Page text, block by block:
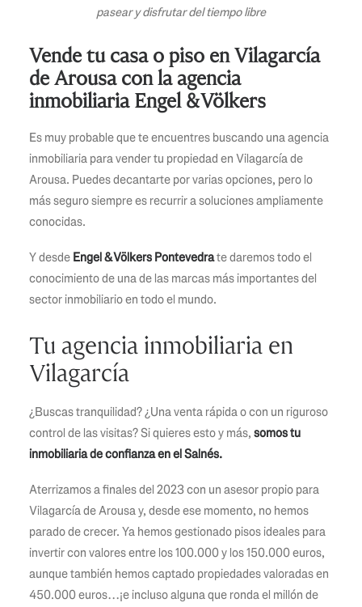
pasear y disfrutar del tiempo libre
Vende tu casa o piso en Vilagarcía
de Arousa con la agencia
inmobiliaria Engel & Völkers
Es muy probable que te encuentres buscando una agencia
inmobiliaria para vender tu propiedad en Vilagarcía de
Arousa. Puedes decantarte por varias opciones, pero lo
más seguro siempre es recurrir a soluciones ampliamente
conocidas.
Y desde Engel & Völkers Pontevedrate daremos todo el
conocimiento de una de las marcas más importantes del
sector inmobiliario en todo el mundo.
Tu agencia inmobiliaria en
Vilagarcía
¿Buscas tranquilidad? ¿Una venta rápida o con un riguroso
control de las visitas? Si quieres esto y más, somos tu
inmobiliaria de confianza en el Salnés.
Aterrizamos a finales del 2023 con un asesor propio para
Vilagarcía de Arousa y, desde ese momento, no hemos
parado de crecer. Ya hemos gestionado pisos ideales para
invertir con valores entre los 100.000 y los 150.000 euros,
aunque también hemos captado propiedades valoradas en
450.000 euros…¡e incluso alguna que ronda el millón de